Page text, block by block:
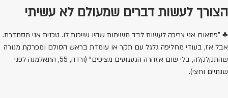
הצורך לעשות דברים שמעולם לא עשיתי
♣ "פתאום אני צריכה לעשות לבד משימות שהיו שייכות לו. טכנית אני מסתדרת.
אבל אז, בעודי מחליפה גלגל עם תקר או עומדת בראש הסולם ומפרקת מנורה
שהתקלקלה, בלי שום אזהרה הגעגועים מציפים" (ורדה, 55, התאלמנה לפני
שנתיים וחצי).